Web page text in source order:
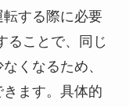
する際に必要
ることで、同じ
くなるため、
ます。具体的